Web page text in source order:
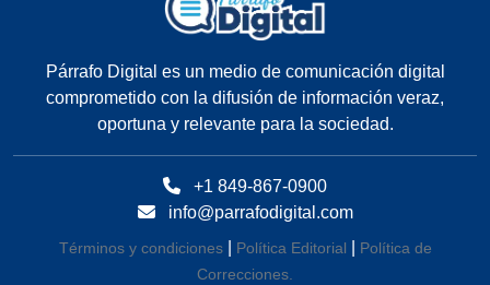
Párrafo Digital es un medio de comunicación digital
comprometido con la difusión de información veraz,
oportuna y relevante para la sociedad.
+1 849-867-0900
info@parrafodigital.com
Términos y condiciones| Política Editorial
Política de
Correcciones.